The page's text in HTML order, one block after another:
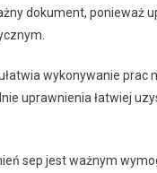
dokument, ponieważ
wykonywanie
uprawnienia łatwiej
sep jest ważnym